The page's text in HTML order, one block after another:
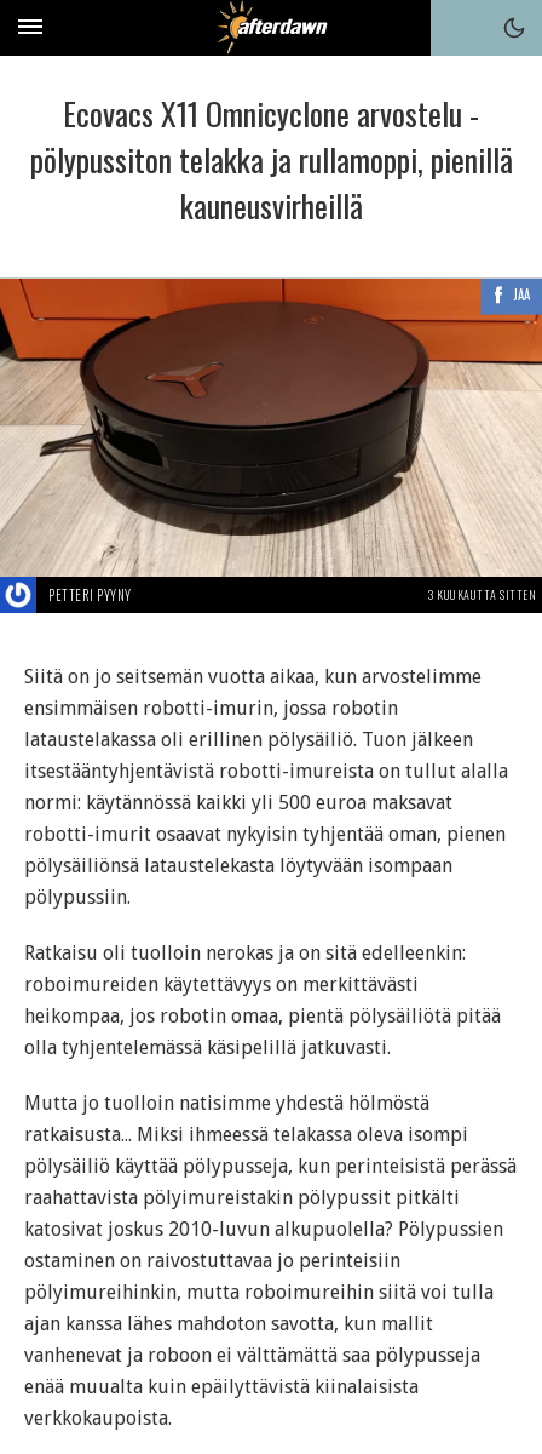
Ecovacs X11 Omnicyclone arvostelu -
pölypussiton telakka ja rullamoppi, pienillä
kauneusvirheillä
JAA
PETTERI PYYNY 3 KUUKAUTTA SITTEN
Siitä on jo seitsemän vuotta aikaa, kun arvostelimme
ensimmäisen robotti-imurin, jossa robotin
lataustelakassa oli erillinen pölysäiliö. Tuon jälkeen
itsestääntyhjentävistä robotti-imureista on tullut alalla
normi: käytännössä kaikki yli 500 euroa maksavat
robotti-imurit osaavat nykyisin tyhjentää oman, pienen
pölysäiliönsä lataustelekasta löytyvään isompaan
pölypussiin.
Ratkaisu oli tuolloin nerokas ja on sitä edelleenkin:
roboimureiden käytettävyys on merkittävästi
heikompaa, jos robotin omaa, pientä pölysäiliötä pitää
olla tyhjentelemässä käsipelillä jatkuvasti.
Mutta jo tuolloin natisimme yhdestä hölmöstä
ratkaisusta... Miksi ihmeessä telakassa oleva isompi
pölysäiliö käyttää pölypusseja, kun perinteisistä perässä
raahattavista pölyimureistakin pölypussit pitkälti
katosivat joskus 2010-luvun alkupuolella? Pölypussien
ostaminen on raivostuttavaa jo perinteisiin
pölyimureihinkin, mutta roboimureihin siitä voi tulla
ajan kanssa lähes mahdoton savotta, kun mallit
vanhenevat ja roboon ei välttämättä saa pölypusseja
enää muualta kuin epäilyttävistä kiinalaisista
verkkokaupoista.